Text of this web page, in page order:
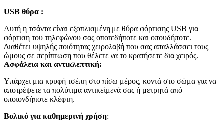
USB θύρα :
Αυτή η τσάντα είναι εξοπλισμένη με θύρα φόρτισης USB για
φόρτιση του τηλεφώνου σας οποτεδήποτε και οπουδήποτε.
Διαθέτει υψηλής ποιότητας χειρολαβή που σας απαλλάσσει τους
ώμους σε περίπτωση που θέλετε να το κρατήσετε δια χειρός.
Ασφάλεια και αντικλεπτική:
Υπάρχει μια κρυφή τσέπη στο πίσω μέρος, κοντά στο σώμα για να
αποτρέψετε τα πολύτιμα αντικείμενά σας ή μετρητά από
οποιονδήποτε κλέφτη.
Βολικό για καθημερινή χρήση: